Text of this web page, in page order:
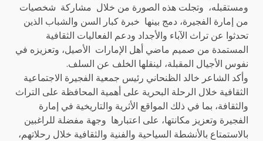
ومستقبله، وتجلت هذه الصورة من خلال مشاركة شخصيات
من إمارة الفجيرة، دمج بينها خبرة كبار السن والشباب الذين
تحدثوا عن تراث الآباء والأجداد ودعم الفعاليات الثقافية
المستمدة من صميم ماضي أهل الإمارات الأصيل، وتعزيزه في
نفوس الأجيال المقبلة، لينقلها الخلف عن السلف.
وأكد الشاعر خالد الظنحاني رئيس جمعية الفجيرة الاجتماعية
الثقافية خلال الرحلة البحرية على أهمية المحافظة على التراث
والثقافة، بما في ذلك المواقع الأثرية والتاريخية في إمارة
الفجيرة وتعزيز مكانتها، على اعتبارها وجهة مفضلة للراغبين
بالاستمتاع بالأنشطة السياحية والفنية والثقافية خلال رحلاتهم،